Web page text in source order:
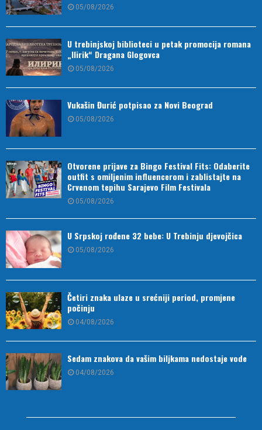
05/08/2026
U trebinjskoj biblioteci u petak promocija romana
„Ilirik“ Dragana Glogovca
05/08/2026
Vukašin Đurić potpisao za Novi Beograd
05/08/2026
Otvorene prijave za Bingo Festival Fits: Odaberite
outfit s omiljenim influencerom i zablistajte na
Crvenom tepihu Sarajevo Film Festivala
05/08/2026
U Srpskoj rođene 32 bebe: U Trebinju djevojčica
05/08/2026
Četiri znaka ulaze u srećniji period, promjene
počinju
04/08/2026
Sedam znakova da vašim biljkama nedostaje vode
04/08/2026